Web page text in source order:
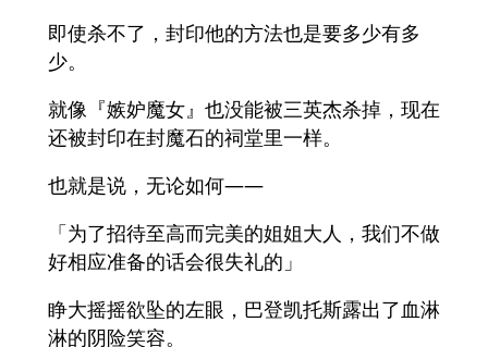
即使杀不了，封印他的方法也是要多少有多
少。
就像『嫉妒魔女』也没能被三英杰杀掉，现在
还被封印在封魔石的祠堂里一样。
也就是说，无论如何——
「为了招待至高而完美的姐姐大人，我们不做
好相应准备的话会很失礼的」
睁大摇摇欲坠的左眼，巴登凯托斯露出了血淋
淋的阴险笑容。